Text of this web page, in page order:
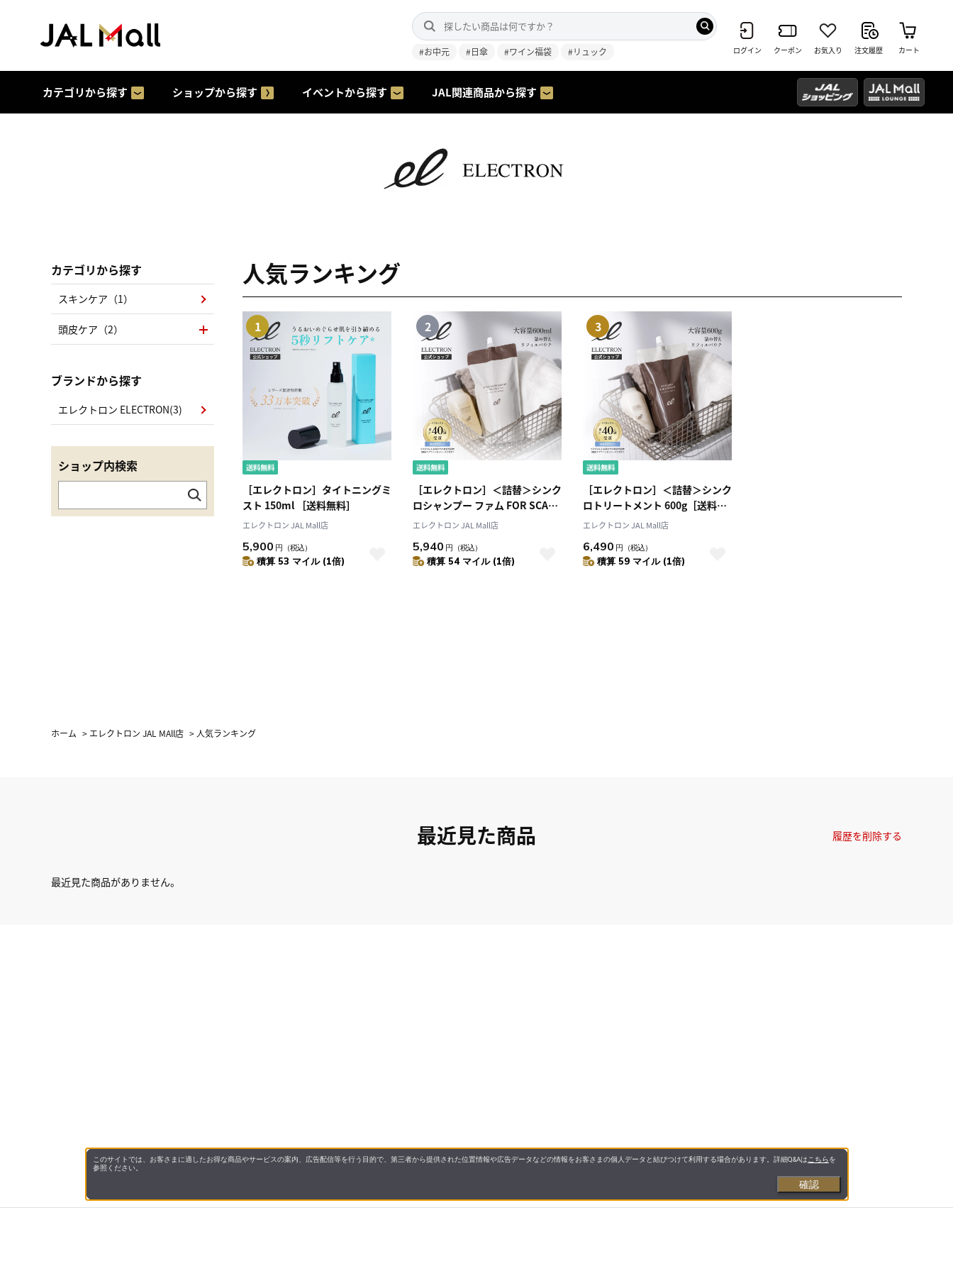
#お中元 #日傘 #ワイン福袋 #リュック ログイン クーポン お気入り 注文履歴 カート
カテゴリから探す ショップから探す イベントから探す JAL関連商品から探す
カテゴリから探す
スキンケア（1）
頭皮ケア（2）
ブランドから探す
エレクトロン ELECTRON(3)
ショップ内検索
人気ランキング
1
［エレクトロン］タイトニングミ
スト 150ml ［送料無料］
エレクトロン JAL Mall店
5,900 円 （税込）
積算 53 マイル (1倍)
2
［エレクトロン］＜詰替＞シンク
ロシャンプー ファム FOR SCALP
600ml 女性用［送料無料］
エレクトロン JAL Mall店
5,940 円 （税込）
積算 54 マイル (1倍)
3
［エレクトロン］＜詰替＞シンク
ロトリートメント 600g［送料無
料］
エレクトロン JAL Mall店
6,490 円 （税込）
積算 59 マイル (1倍)
ホーム > エレクトロン JAL MAll店 > 人気ランキング
最近見た商品
最近見た商品がありません。
履歴を削除する
このサイトでは、お客さまに適したお得な商品やサービスの案内、広告配信等を行う目的で、第三者から提供された位置情報や広告データなどの情報をお客さまの個人データと結びつけて利用する場合があります。詳細Q&Aは こちらを
参照ください。
確認